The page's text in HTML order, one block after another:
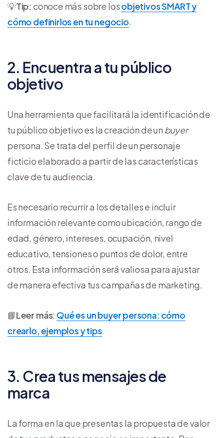
💡Tip: conoce más sobre losobjetivos SMART y
cómo definirlos en tu negocio.
2. Encuentra a tu público
objetivo
Una herramienta que facilitará la identificación de
tu público objetivo es la creación de un buyer
persona. Se trata del perfil de un personaje
ficticio elaborado a partir de las características
clave de tu audiencia.
Es necesario recurrir a los detalles e incluir
información relevante como ubicación, rango de
edad, género, intereses, ocupación, nivel
educativo, tensiones o puntos de dolor, entre
otros. Esta información será valiosa para ajustar
de manera efectiva tus campañas de marketing.
📘Leer más: Qué es un buyer persona: cómo
crearlo, ejemplos y tips
3. Crea tus mensajes de
marca
La forma en la que presentas la propuesta de valor